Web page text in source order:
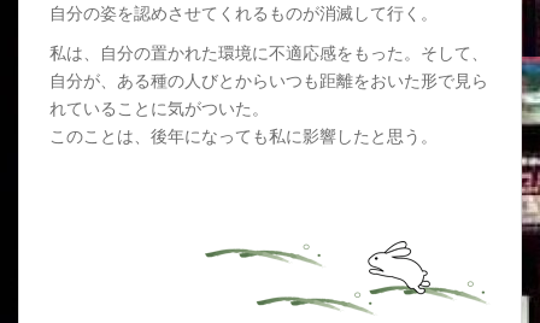
自分の姿を認めさせてくれるものが消滅して行く。
私は、自分の置かれた環境に不適応感をもった。そして、
自分が、ある種の人びとからいつも距離をおいた形で見ら
れていることに気がついた。
このことは、後年になっても私に影響したと思う。